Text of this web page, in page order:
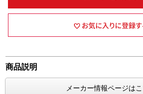
商品説明
メーカー情報ページは